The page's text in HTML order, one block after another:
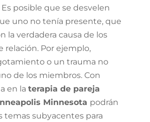
posible que se desvelen
uno no tenía presente, que
la verdadera causa de los
relación. Por ejemplo,
o un trauma no
de los miembros. Con
en la terapia de pareja
Minnesota podrán
temas subyacentes para